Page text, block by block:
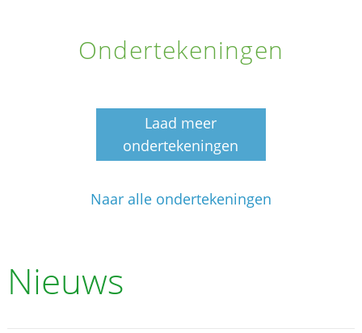
Ondertekeningen
Laad meer
ondertekeningen
Naar alle ondertekeningen
Nieuws